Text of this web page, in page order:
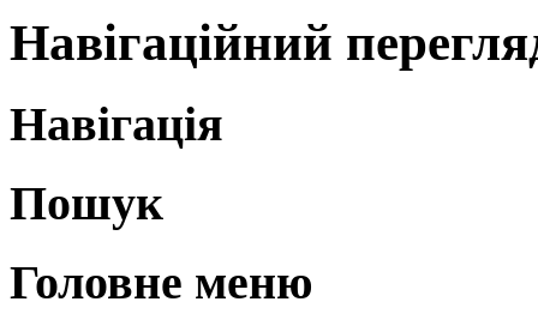
Навігаційний
Навігація
Пошук
Головне меню